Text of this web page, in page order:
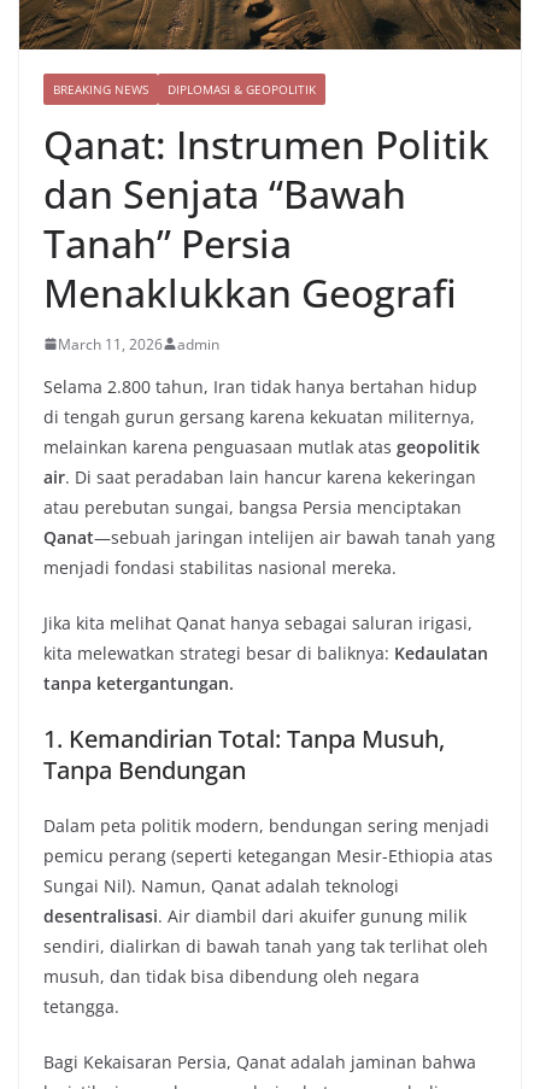
BREAKING NEWS DIPLOMASI & GEOPOLITIK
Qanat: Instrumen Politik
dan Senjata “Bawah
Tanah” Persia
Menaklukkan Geografi
March 11, 2026 admin
Selama 2.800 tahun, Iran tidak hanya bertahan hidup
di tengah gurun gersang karena kekuatan militernya,
melainkan karena penguasaan mutlak atas geopolitik
air. Di saat peradaban lain hancur karena kekeringan
atau perebutan sungai, bangsa Persia menciptakan
Qanat—sebuah jaringan intelijen air bawah tanah yang
menjadi fondasi stabilitas nasional mereka.
Jika kita melihat Qanat hanya sebagai saluran irigasi,
kita melewatkan strategi besar di baliknya: Kedaulatan
tanpa ketergantungan.
1. Kemandirian Total: Tanpa Musuh,
Tanpa Bendungan
Dalam peta politik modern, bendungan sering menjadi
pemicu perang (seperti ketegangan Mesir-Ethiopia atas
Sungai Nil). Namun, Qanat adalah teknologi
desentralisasi. Air diambil dari akuifer gunung milik
sendiri, dialirkan di bawah tanah yang tak terlihat oleh
musuh, dan tidak bisa dibendung oleh negara
tetangga.
Bagi Kekaisaran Persia, Qanat adalah jaminan bahwa